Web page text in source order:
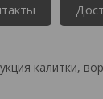
калитки,